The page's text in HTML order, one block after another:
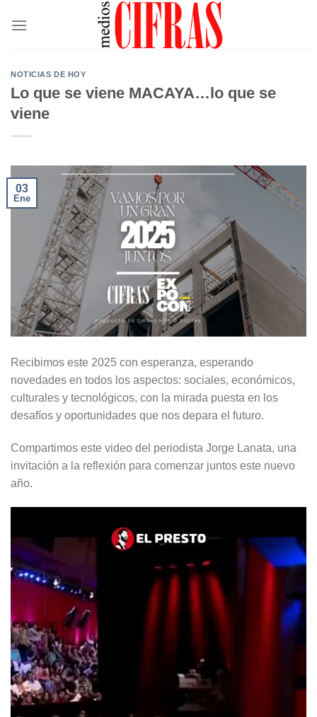
NOTICIAS DE HOY
Lo que se viene MACAYA…lo que se
viene
03
Ene
Recibimos este 2025 con esperanza, esperando
novedades en todos los aspectos: sociales, económicos,
culturales y tecnológicos, con la mirada puesta en los
desafíos y oportunidades que nos depara el futuro.
Compartimos este video del periodista Jorge Lanata, una
invitación a la reflexión para comenzar juntos este nuevo
año.
video